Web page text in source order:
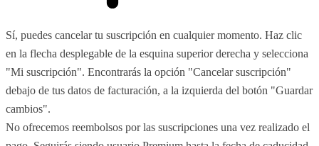
Sí, puedes cancelar tu suscripción en cualquier momento. Haz clic
en la flecha desplegable de la esquina superior derecha y selecciona
"Mi suscripción". Encontrarás la opción "Cancelar suscripción"
debajo de tus datos de facturación, a la izquierda del botón "Guardar
cambios".
No ofrecemos reembolsos por las suscripciones una vez realizado el